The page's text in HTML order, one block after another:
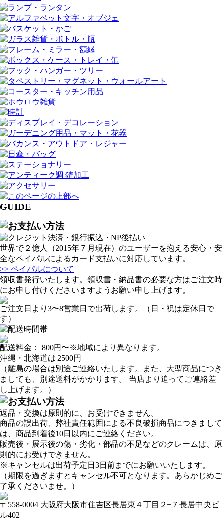
GUIDE
世界で２億人（2015年７月現在）のユーザーを抱える安心・安
全なペイパルによるカード支払いに対応しています。
>> ペイパルについて
領収書発行いたします。領収書・納品書の必要な方はご注文時
にお申し付けくださいますようお願い申し上げます。
ご注文日より3〜8営業日で出荷します。（日・祝は定休日で
す）
配送料金： 800円 〜※地域により異なります。
沖縄・北海道は 2500円
（離島の場合は別途ご連絡いたします。また、大型商品につき
ましても、別途送料がかかります。 当店より追ってご連絡差
し上げます。）
返品・交換は原則的に、お受けできません。
商品の誤出荷、弊社責任範囲による不良破損商品につきまして
は、商品到着後10日以内にご連絡ください。
販売後・展示後の傷・劣化・部品の不足などのクレームは、原
則的にお受けできません。
※キャンセルは出荷予定日3日前までにお願いいたします。
（期限を過ぎますとキャンセル不可となります。あらかじめご
了承くださいませ。）
〒558-0004 大阪府大阪市住吉区長居東４丁目２−７長居中央ビ
ル402